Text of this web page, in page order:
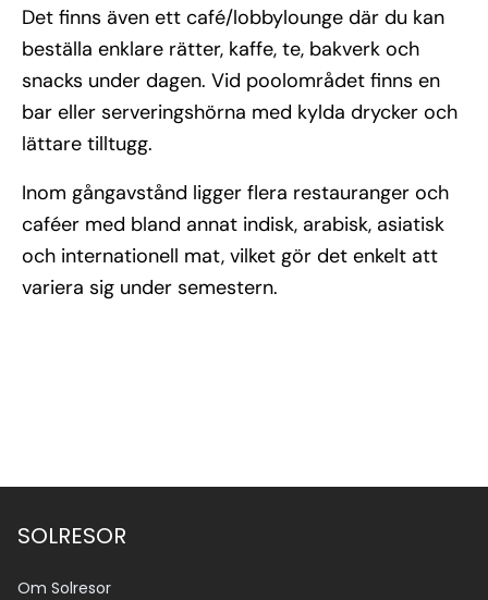
Det finns även ett café/lobbylounge där du kan
beställa enklare rätter, kaffe, te, bakverk och
snacks under dagen. Vid poolområdet finns en
bar eller serveringshörna med kylda drycker och
lättare tilltugg.
Inom gångavstånd ligger flera restauranger och
caféer med bland annat indisk, arabisk, asiatisk
och internationell mat, vilket gör det enkelt att
variera sig under semestern.
SOLRESOR
Om Solresor